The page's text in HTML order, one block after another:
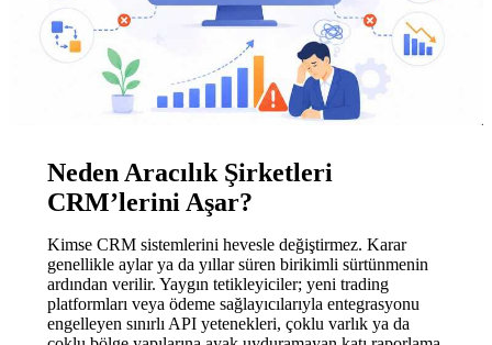
Neden Aracılık Şirketleri
CRM’lerini Aşar?
Kimse CRM sistemlerini hevesle değiştirmez. Karar
genellikle aylar ya da yıllar süren birikimli sürtünmenin
ardından verilir. Yaygın tetikleyiciler; yeni trading
platformları veya ödeme sağlayıcılarıyla entegrasyonu
engelleyen sınırlı API yetenekleri, çoklu varlık ya da